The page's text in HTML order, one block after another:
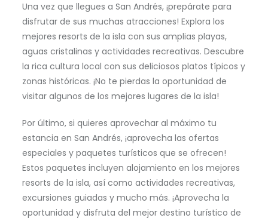
Una vez que llegues a San Andrés, ¡prepárate para
disfrutar de sus muchas atracciones! Explora los
mejores resorts de la isla con sus amplias playas,
aguas cristalinas y actividades recreativas. Descubre
la rica cultura local con sus deliciosos platos típicos y
zonas históricas. ¡No te pierdas la oportunidad de
visitar algunos de los mejores lugares de la isla!
Por último, si quieres aprovechar al máximo tu
estancia en San Andrés, ¡aprovecha las ofertas
especiales y paquetes turísticos que se ofrecen!
Estos paquetes incluyen alojamiento en los mejores
resorts de la isla, así como actividades recreativas,
excursiones guiadas y mucho más. ¡Aprovecha la
oportunidad y disfruta del mejor destino turístico de